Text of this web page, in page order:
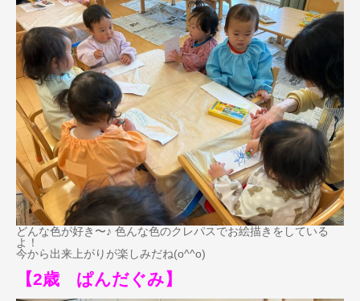
どんな色が好き〜♪ 色んな色のクレパスでお絵描きをしている
よ！
今から出来上がりが楽しみだね(o^^o)
【2歳 ぱんだぐみ】